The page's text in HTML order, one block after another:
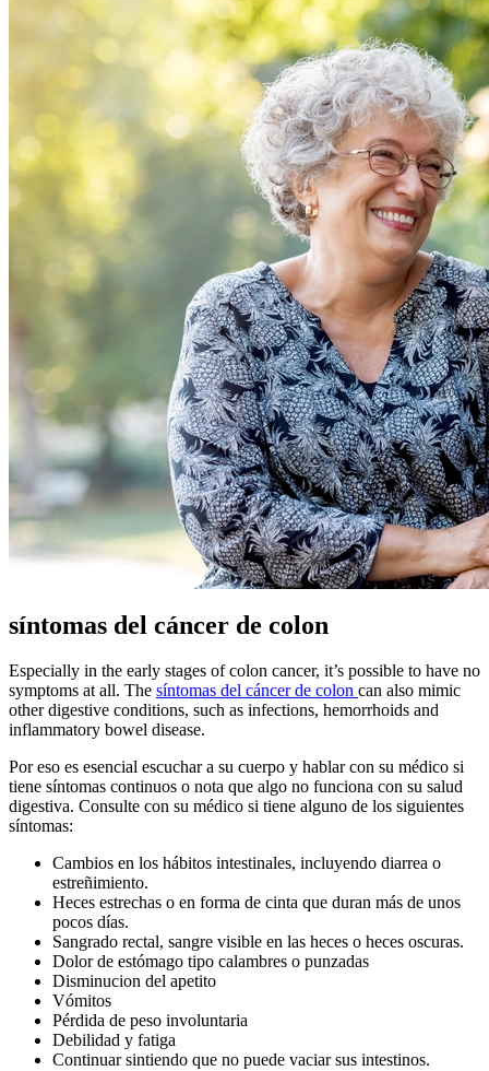
síntomas del cáncer de colon
Especially in the early stages of colon cancer, it’s possible to have no
symptoms at all. The síntomas del cáncer de colon can also mimic
other digestive conditions, such as infections, hemorrhoids and
inflammatory bowel disease.
Por eso es esencial escuchar a su cuerpo y hablar con su médico si
tiene síntomas continuos o nota que algo no funciona con su salud
digestiva. Consulte con su médico si tiene alguno de los siguientes
síntomas:
Cambios en los hábitos intestinales, incluyendo diarrea o
estreñimiento.
Heces estrechas o en forma de cinta que duran más de unos
pocos días.
Sangrado rectal, sangre visible en las heces o heces oscuras.
Dolor de estómago tipo calambres o punzadas
Disminucion del apetito
Vómitos
Pérdida de peso involuntaria
Debilidad y fatiga
Continuar sintiendo que no puede vaciar sus intestinos.